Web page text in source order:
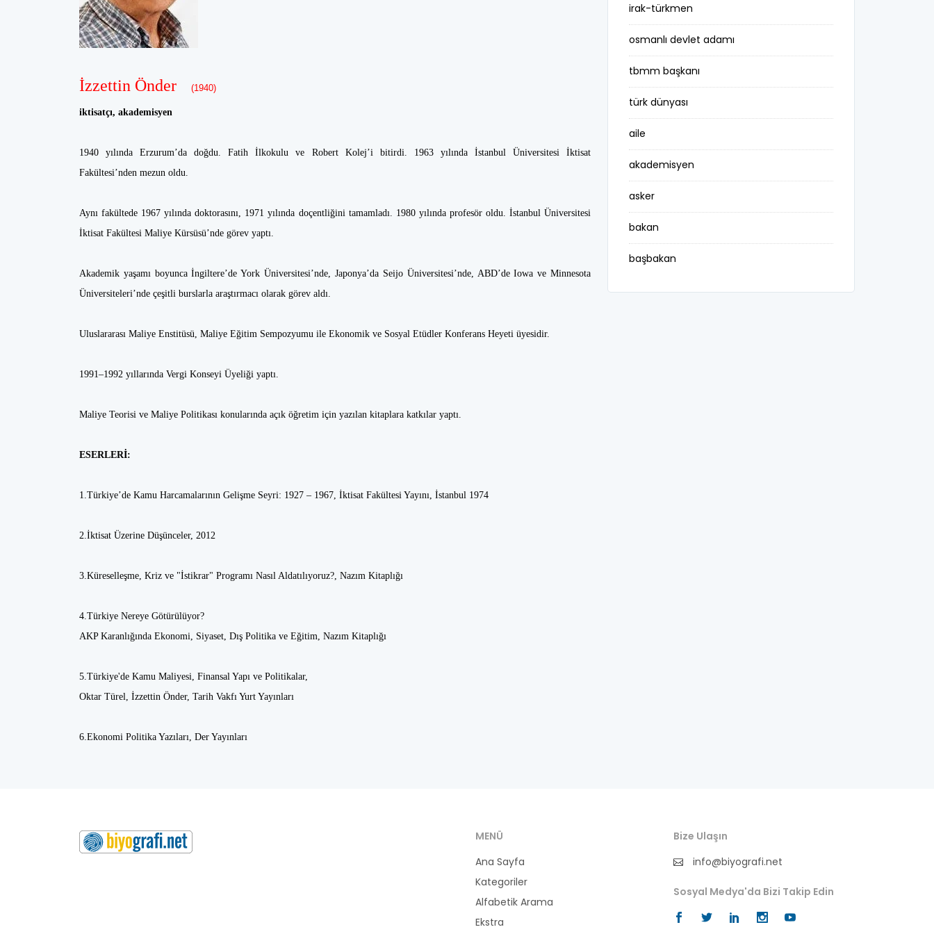
İzzettin Önder (1940)
iktisatçı, akademisyen
1940 yılında Erzurum’da doğdu. Fatih İlkokulu ve Robert Kolej’i bitirdi. 1963 yılında İstanbul Üniversitesi İktisat
Fakültesi’nden mezun oldu.
Aynı fakültede 1967 yılında doktorasını, 1971 yılında doçentliğini tamamladı. 1980 yılında profesör oldu. İstanbul Üniversitesi
İktisat Fakültesi Maliye Kürsüsü’nde görev yaptı.
Akademik yaşamı boyunca İngiltere’de York Üniversitesi’nde, Japonya’da Seijo Üniversitesi’nde, ABD’de Iowa ve Minnesota
Üniversiteleri’nde çeşitli burslarla araştırmacı olarak görev aldı.
Uluslararası Maliye Enstitüsü, Maliye Eğitim Sempozyumu ile Ekonomik ve Sosyal Etüdler Konferans Heyeti üyesidir.
1991–1992 yıllarında Vergi Konseyi Üyeliği yaptı.
Maliye Teorisi ve Maliye Politikası konularında açık öğretim için yazılan kitaplara katkılar yaptı.
ESERLERİ:
1.Türkiye’de Kamu Harcamalarının Gelişme Seyri: 1927 – 1967, İktisat Fakültesi Yayını, İstanbul 1974
2.İktisat Üzerine Düşünceler, 2012
3.Küreselleşme, Kriz ve "İstikrar" Programı Nasıl Aldatılıyoruz?, Nazım Kitaplığı
4.Türkiye Nereye Götürülüyor?
AKP Karanlığında Ekonomi, Siyaset, Dış Politika ve Eğitim, Nazım Kitaplığı
5.Türkiye'de Kamu Maliyesi, Finansal Yapı ve Politikalar,
Oktar Türel, İzzettin Önder, Tarih Vakfı Yurt Yayınları
6.Ekonomi Politika Yazıları, Der Yayınları
irak-türkmen
osmanlı devlet adamı
tbmm başkanı
türk dünyası
aile
akademisyen
asker
bakan
başbakan
belediye başkanı
ingilizce biyografi
MENÜ
Ana Sayfa
Kategoriler
Alfabetik Arama
Ekstra
Bize Ulaşın
info@biyografi.net
Sosyal Medya'da Bizi Takip Edin